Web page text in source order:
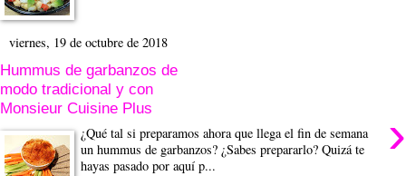
viernes, 19 de octubre de 2018
Hummus de garbanzos de
modo tradicional y con
Monsieur Cuisine Plus
›
¿Qué tal si preparamos ahora que llega el fin de semana
un hummus de garbanzos? ¿Sabes prepararlo? Quizá te
hayas pasado por aquí p...